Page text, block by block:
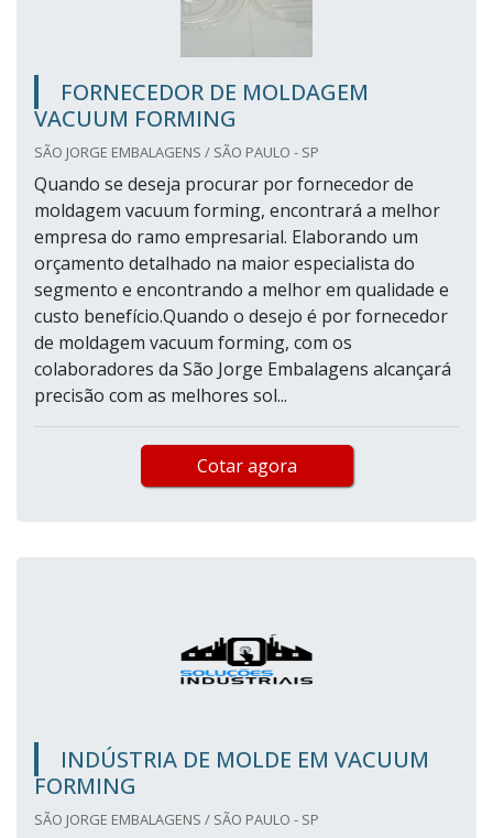
FORNECEDOR DE MOLDAGEM
VACUUM FORMING
SÃO JORGE EMBALAGENS / SÃO PAULO - SP
Quando se deseja procurar por fornecedor de
moldagem vacuum forming, encontrará a melhor
empresa do ramo empresarial. Elaborando um
orçamento detalhado na maior especialista do
segmento e encontrando a melhor em qualidade e
custo benefício.Quando o desejo é por fornecedor
de moldagem vacuum forming, com os
colaboradores da São Jorge Embalagens alcançará
precisão com as melhores sol...
Cotar agora
INDÚSTRIA DE MOLDE EM VACUUM
FORMING
SÃO JORGE EMBALAGENS / SÃO PAULO - SP